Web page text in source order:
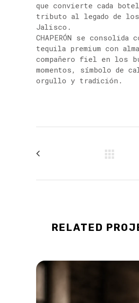
que convierte cada
tributo al legado de
Jalisco.
CHAPERÓN se consolida
tequila premium con
compañero fiel en los
momentos, símbolo de
orgullo y tradición.
RELATED